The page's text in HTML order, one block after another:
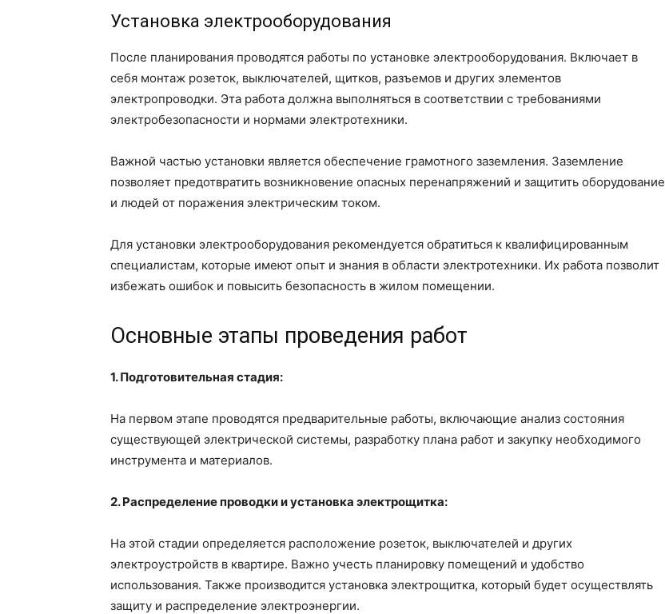
Установка электрооборудования
После планирования проводятся работы по установке электрооборудования. Включает в
себя монтаж розеток, выключателей, щитков, разъемов и других элементов
электропроводки. Эта работа должна выполняться в соответствии с требованиями
электробезопасности и нормами электротехники.
Важной частью установки является обеспечение грамотного заземления. Заземление
позволяет предотвратить возникновение опасных перенапряжений и защитить оборудование
и людей от поражения электрическим током.
Для установки электрооборудования рекомендуется обратиться к квалифицированным
специалистам, которые имеют опыт и знания в области электротехники. Их работа позволит
избежать ошибок и повысить безопасность в жилом помещении.
Основные этапы проведения работ
1. Подготовительная стадия:
На первом этапе проводятся предварительные работы, включающие анализ состояния
существующей электрической системы, разработку плана работ и закупку необходимого
инструмента и материалов.
2. Распределение проводки и установка электрощитка:
На этой стадии определяется расположение розеток, выключателей и других
электроустройств в квартире. Важно учесть планировку помещений и удобство
использования. Также производится установка электрощитка, который будет осуществлять
защиту и распределение электроэнергии.